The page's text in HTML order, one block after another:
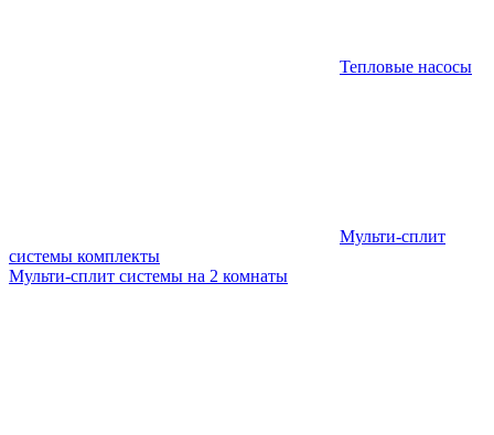
Тепловые насосы
Мульти-сплит
системы комплекты
Мульти-сплит системы на 2 комнаты